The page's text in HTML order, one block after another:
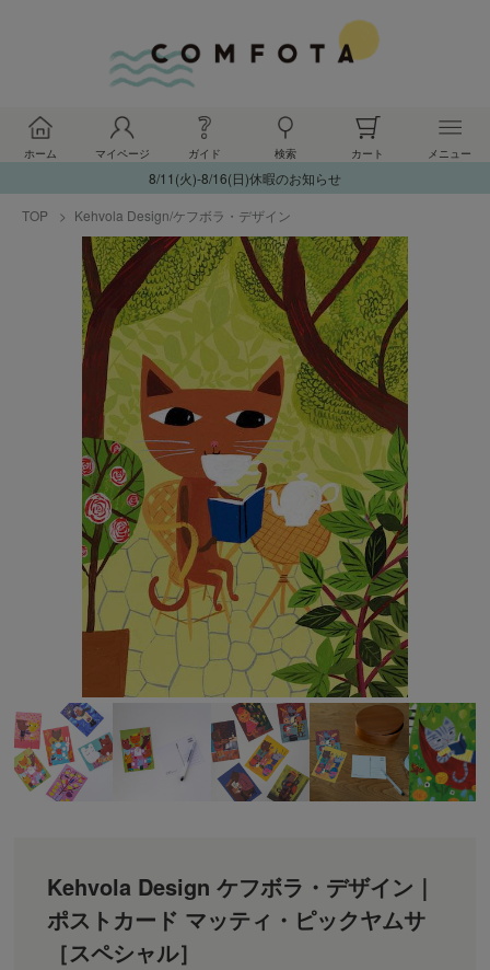
ホーム マイページ ガイド 検索 カート メニュー
8/11(火)-8/16(日)休暇のお知らせ
TOP
Kehvola Design/ケフボラ・デザイン
Kehvola Design ケフボラ・デザイン｜
ポストカード マッティ・ピックヤムサ
［スペシャル］